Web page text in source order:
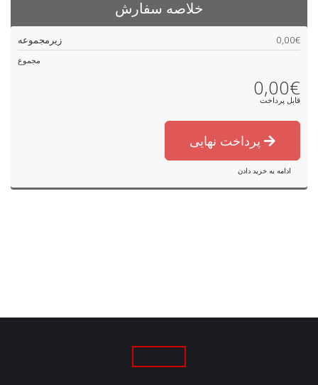
خلاصه سفارش
زیرمجموعه 0,00€
مجموع
0,00€
قابل پرداخت
ادامه به خرید دادن